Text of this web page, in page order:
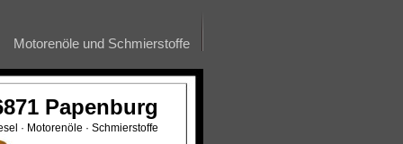
Motorenöle und Schmierstoffe
Papenburg
· Motorenöle · Schmierstoffe